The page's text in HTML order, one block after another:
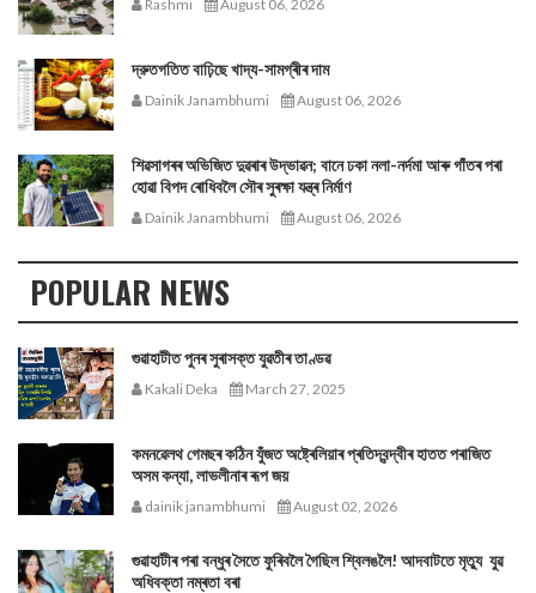
Rashmi August 06, 2026
দ্রুতগতিত বাঢ়িছে খাদ্য-সামগ্ৰীৰ দাম
Dainik Janambhumi August 06, 2026
শিৱসাগৰৰ অভিজিত দুৱৰাৰ উদ্ভাৱন; বানে ঢকা নলা-নৰ্দমা আৰু গাঁতৰ পৰা
হোৱা বিপদ ৰোধিবলৈ সৌৰ সুৰক্ষা যন্ত্ৰ নিৰ্মাণ
Dainik Janambhumi August 06, 2026
POPULAR NEWS
গুৱাহাটীত পুনৰ সুৰাসক্ত যুৱতীৰ তাণ্ডৱ
Kakali Deka March 27, 2025
কমনৱেলথ গেমছৰ কঠিন যুঁজত অষ্ট্ৰেলিয়াৰ প্ৰতিদ্বন্দ্বীৰ হাতত পৰাজিত
অসম কন্যা, লাভলীনাৰ ৰূপ জয়
dainik janambhumi August 02, 2026
গুৱাহাটীৰ পৰা বন্ধুৰ সৈতে ফুৰিবলৈ গৈছিল শ্বিলঙলৈ! আদবাটতে মৃত্যু যুৱ
অধিবক্তা নম্ৰতা বৰা